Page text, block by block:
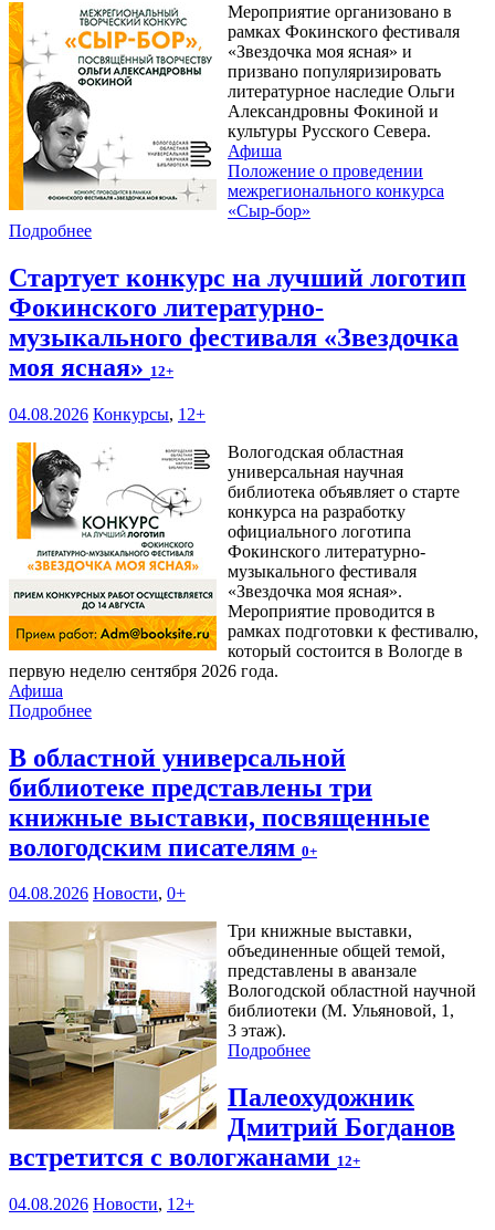
Мероприятие организовано в
рамках Фокинского фестиваля
«Звездочка моя ясная» и
призвано популяризировать
литературное наследие Ольги
Александровны Фокиной и
культуры Русского Севера.
Афиша
Положение о проведении
межрегионального конкурса
«Сыр-бор»
Подробнее
Стартует конкурс на лучший логотип
Фокинского литературно-
музыкального фестиваля «Звездочка
моя ясная» 12+
04.08.2026 Конкурсы, 12+
Вологодская областная
универсальная научная
библиотека объявляет о старте
конкурса на разработку
официального логотипа
Фокинского литературно-
музыкального фестиваля
«Звездочка моя ясная».
Мероприятие проводится в
рамках подготовки к фестивалю,
который состоится в Вологде в
первую неделю сентября 2026 года.
Афиша
Подробнее
В областной универсальной
библиотеке представлены три
книжные выставки, посвященные
вологодским писателям 0+
04.08.2026 Новости, 0+
Три книжные выставки,
объединенные общей темой,
представлены в аванзале
Вологодской областной научной
библиотеки (М. Ульяновой, 1,
3 этаж).
Подробнее
Палеохудожник
Дмитрий Богданов
встретится с вологжанами 12+
04.08.2026 Новости, 12+